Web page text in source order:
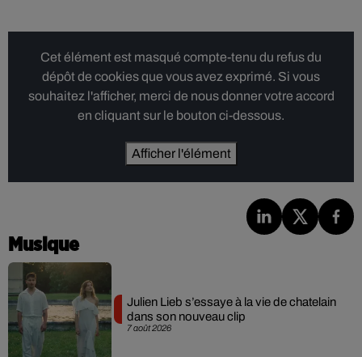
Cet élément est masqué compte-tenu du refus du
dépôt de cookies que vous avez exprimé. Si vous
souhaitez l'afficher, merci de nous donner votre accord
en cliquant sur le bouton ci-dessous.
Afficher l'élément
Musique
7 août 2026
Julien Lieb s’essaye à la vie de chatelain
dans son nouveau clip